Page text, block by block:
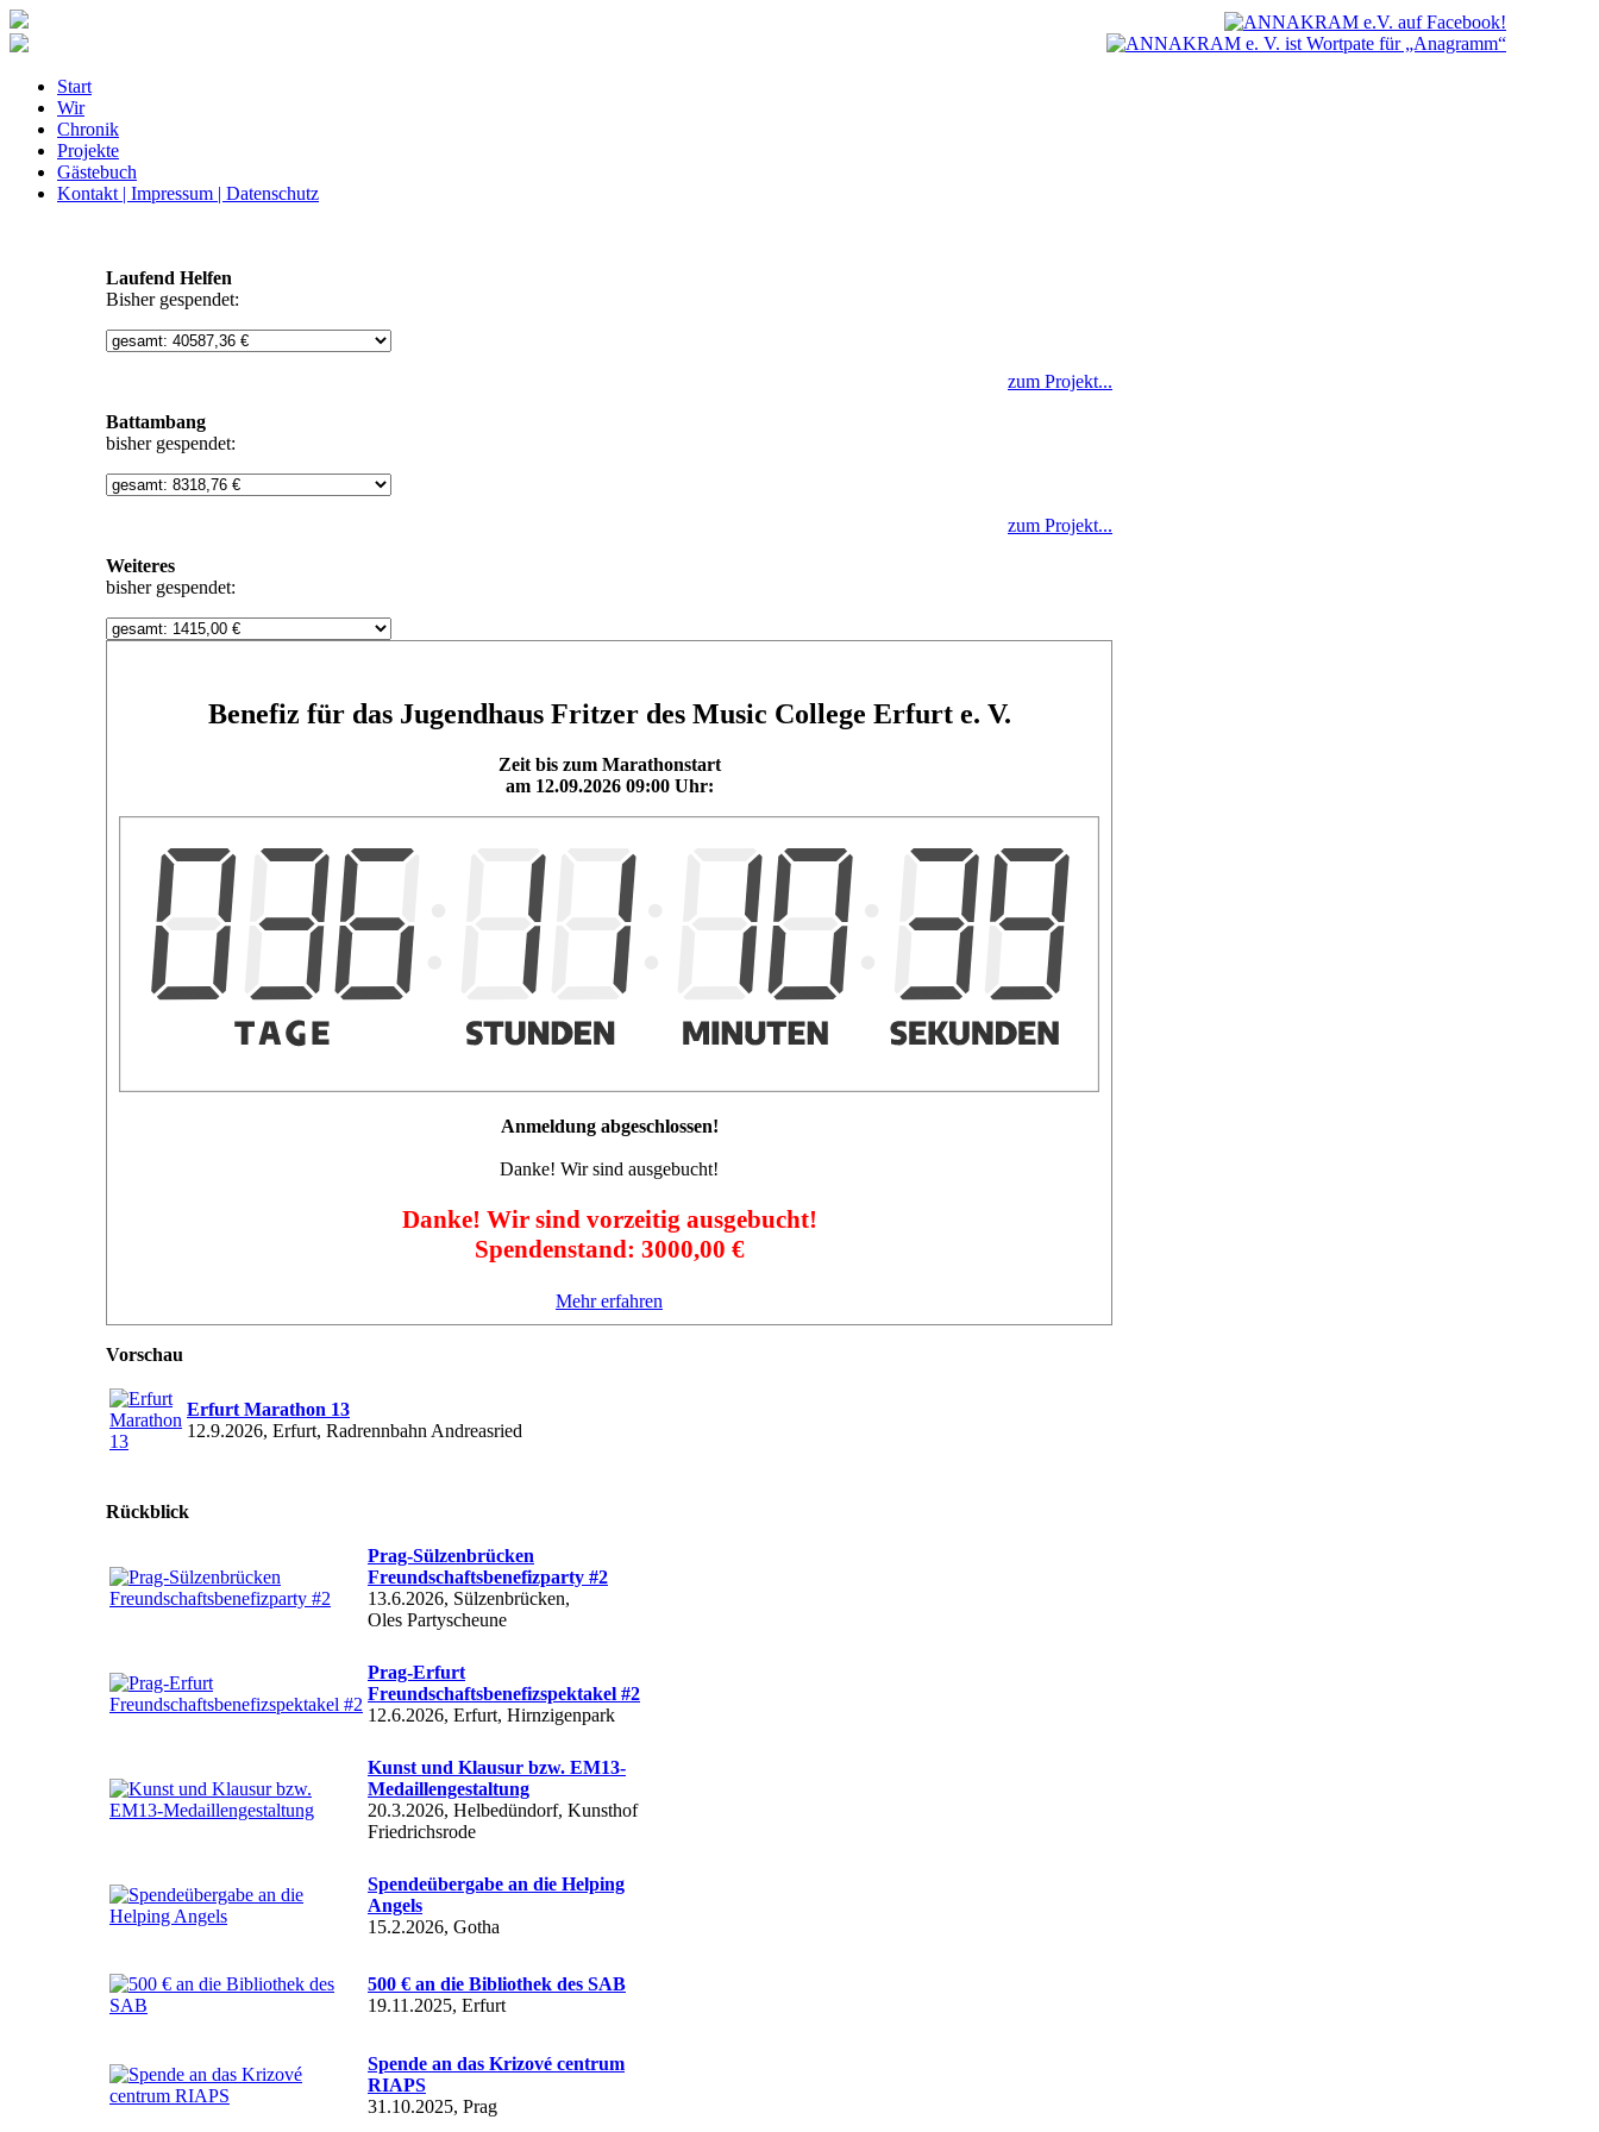
Start
Wir
Chronik
Projekte
Gästebuch
Kontakt | Impressum | Datenschutz
Laufend Helfen
Bisher gespendet:
zum Projekt...
Battambang
bisher gespendet:
zum Projekt...
Weiteres
bisher gespendet:
Benefiz für das Jugendhaus Fritzer des Music College Erfurt e. V.
Zeit bis zum Marathonstart
am 12.09.2026 09:00 Uhr:
Anmeldung abgeschlossen!
Danke! Wir sind ausgebucht!
Danke! Wir sind vorzeitig ausgebucht!
Spendenstand: 3000,00 €
Mehr erfahren
Vorschau
Erfurt Marathon 13
12.9.2026, Erfurt, Radrennbahn Andreasried
Rückblick
Prag-Sülzenbrücken
Freundschaftsbenefizparty #2
13.6.2026, Sülzenbrücken,
Oles Partyscheune
Prag-Erfurt
Freundschaftsbenefizspektakel #2
12.6.2026, Erfurt, Hirnzigenpark
Kunst und Klausur bzw. EM13-
Medaillengestaltung
20.3.2026, Helbedündorf, Kunsthof
Friedrichsrode
Spendeübergabe an die Helping
Angels
15.2.2026, Gotha
500 € an die Bibliothek des SAB
19.11.2025, Erfurt
Spende an das Krizové centrum
RIAPS
31.10.2025, Prag